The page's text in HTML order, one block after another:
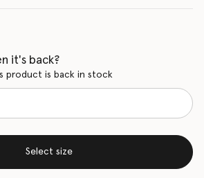
it's back?
product is back in stock
Select size